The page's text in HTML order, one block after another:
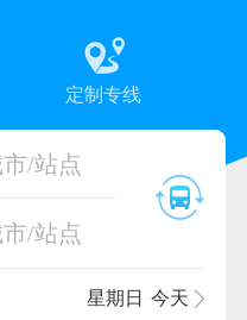
定制专线
/站点
/站点
星期日 今天